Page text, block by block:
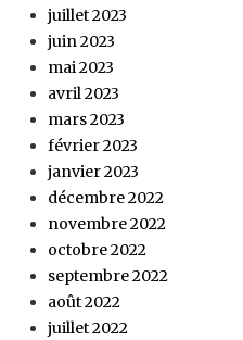
juillet 2023
juin 2023
mai 2023
avril 2023
mars 2023
février 2023
janvier 2023
décembre 2022
novembre 2022
octobre 2022
septembre 2022
août 2022
juillet 2022